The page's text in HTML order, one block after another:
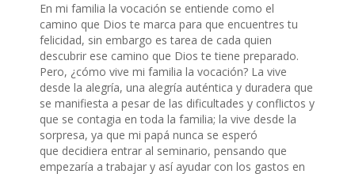
En mi familia la vocación se entiende como el
camino que Dios te marca para que encuentres tu
felicidad, sin embargo es tarea de cada quien
descubrir ese camino que Dios te tiene preparado.
Pero, ¿cómo vive mi familia la vocación? La vive
desde la alegría, una alegría auténtica y duradera que
se manifiesta a pesar de las dificultades y conflictos y
que se contagia en toda la familia; la vive desde la
sorpresa, ya que mi papá nunca se esperó
que decidiera entrar al seminario, pensando que
empezaría a trabajar y así ayudar con los gastos en